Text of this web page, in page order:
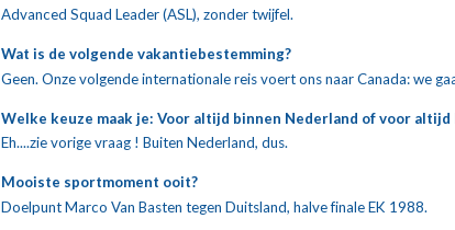
Advanced Squad Leader (ASL), zonder twijfel.
Wat is de volgende vakantiebestemming?
Geen. Onze volgende internationale reis voert ons naar Canada: we
Welke keuze maak je: Voor altijd binnen Nederland of voor
Eh....zie vorige vraag ! Buiten Nederland, dus.
Mooiste sportmoment ooit?
Doelpunt Marco Van Basten tegen Duitsland, halve finale EK 1988.